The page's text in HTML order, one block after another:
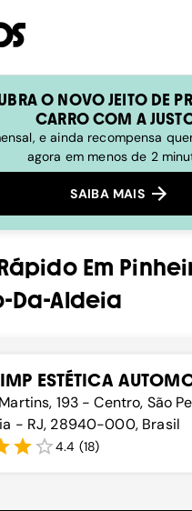
O NOVO JEITO DE
CARRO COM A
e ainda recompensa
agora em menos de 2
SAIBA MAIS
Em
Da-Aldeia
ESTÉTICA
193 - Centro, São
- RJ, 28940-000, Brasil
4.4 (18)